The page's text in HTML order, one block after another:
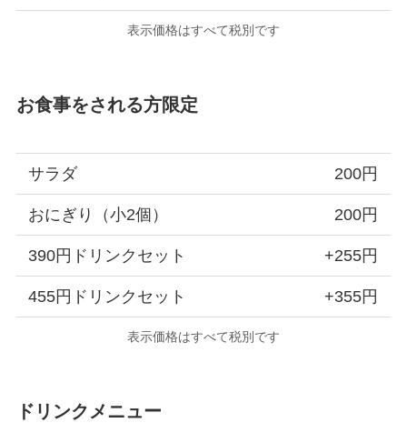
表示価格はすべて税別です
お食事をされる方限定
サラダ 200円
おにぎり（小2個） 200円
390円ドリンクセット +255円
455円ドリンクセット +355円
表示価格はすべて税別です
ドリンクメニュー